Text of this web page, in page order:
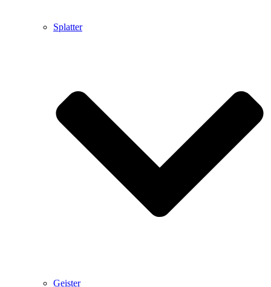
Splatter
Geister